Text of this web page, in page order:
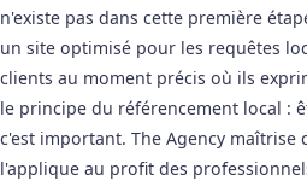
n'existe pas dans cette première
un site optimisé pour les requêtes
clients au moment précis où ils
le principe du référencement local :
c'est important. The Agency maîtrise
l'applique au profit des